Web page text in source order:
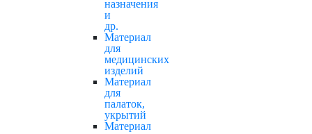
назначения
и
др.
Материал
для
медицинских
изделий
Материал
для
палаток,
укрытий
Материал